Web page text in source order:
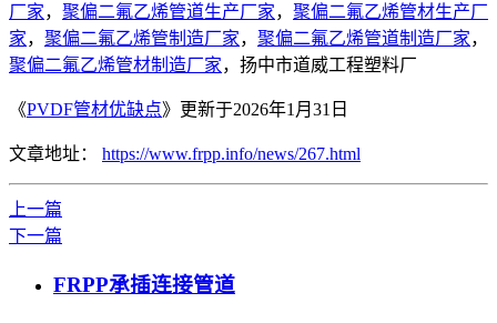
厂家， 聚偏二氟乙烯管道生产厂家， 聚偏二氟乙烯管材生产厂
家， 聚偏二氟乙烯管制造厂家， 聚偏二氟乙烯管道制造厂家，
聚偏二氟乙烯管材制造厂家，扬中市道威工程塑料厂
《PVDF管材优缺点》更新于2026年1月31日
文章地址： https://www.frpp.info/news/267.html
上一篇
下一篇
FRPP承插连接管道